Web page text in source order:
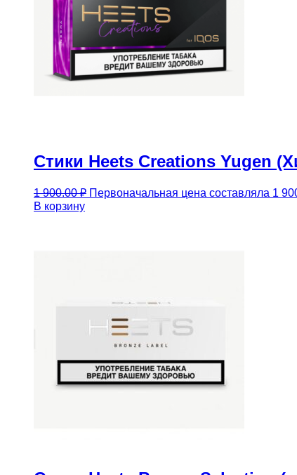
Стики Heets Creations Yugen
1 900.00₽ Первоначальная цена составляла 1
В корзину